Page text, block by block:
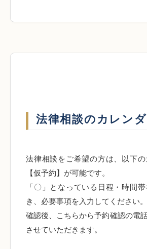
法律相談のカレン
法律相談をご希望の方は、以下
【仮予約】が可能です。
「〇」となっている日程・時間
き、必要事項を入力してください。
確認後、こちらから予約確認の電
させていただきます。